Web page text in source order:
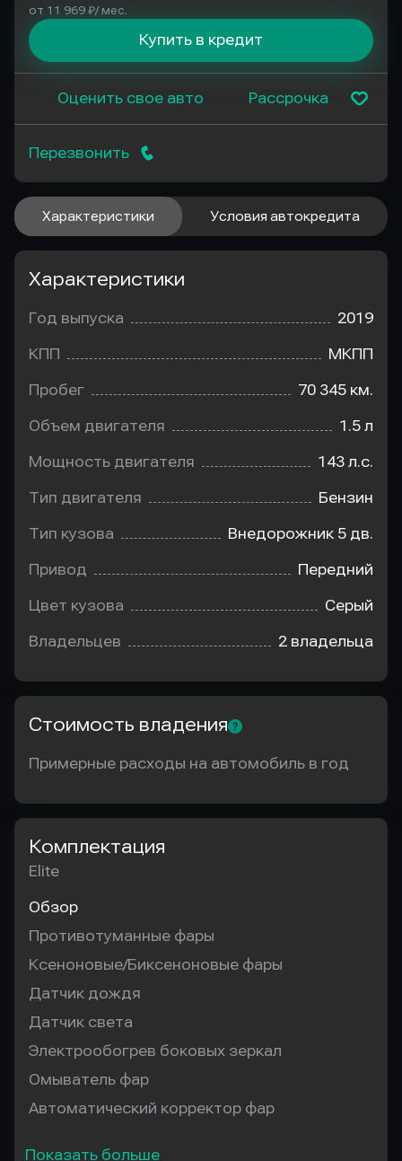
от 11 969 ₽/ мес.
Купить в кредит
Оценить свое авто Рассрочка
Перезвонить
Характеристики Условия автокредита
Характеристики
Год выпуска 2019
КПП МКПП
Пробег 70 345 км.
Объем двигателя 1.5 л
Мощность двигателя 143 л.с.
Тип двигателя Бензин
Тип кузова Внедорожник 5 дв.
Привод Передний
Цвет кузова Серый
Владельцев 2 владельца
Стоимость владения
Примерные расходы на автомобиль в год
Комплектация
Elite
Обзор
Противотуманные фары
Ксеноновые/Биксеноновые фары
Датчик дождя
Датчик света
Электрообогрев боковых зеркал
Омыватель фар
Автоматический корректор фар
Показать больше